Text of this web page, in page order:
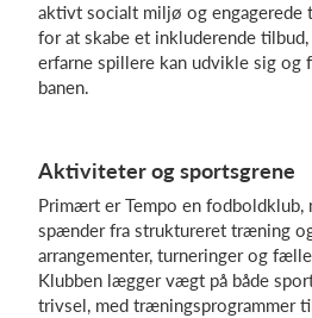
Hvad koster det?
aktivt socialt miljø og engagerede
for at skabe et inkluderende
erfarne spillere kan udvikle sig og
banen.
Aktiviteter og sportsgrene
Primært er Tempo en fodboldklub,
spænder fra struktureret træning
arrangementer, turneringer og
Klubben lægger vægt på både
trivsel, med træningsprogrammer